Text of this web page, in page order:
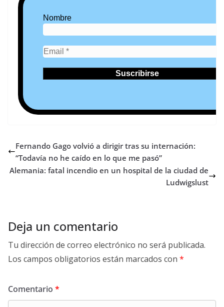
Nombre
Fernando Gago volvió a dirigir tras su internación:
“Todavía no he caído en lo que me pasó”
Alemania: fatal incendio en un hospital de la ciudad de
Ludwigslust
Deja un comentario
Tu dirección de correo electrónico no será publicada.
Los campos obligatorios están marcados con *
Comentario *